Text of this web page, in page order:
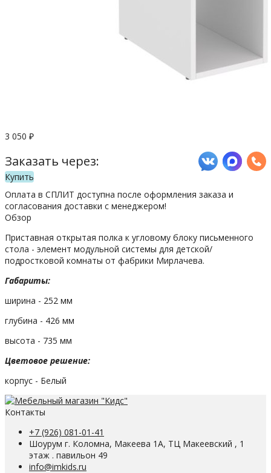
3 050 ₽
Заказать через:
Купить
Оплата в СПЛИТ доступна после оформления заказа и
согласования доставки с менеджером!
Обзор
Приставная открытая полка к угловому блоку письменного
стола - элемент модульной системы для детской/
подростковой комнаты от фабрики Мирлачева.
Габариты:
ширина - 252 мм
глубина - 426 мм
высота - 735 мм
Цветовое решение:
корпус - Белый
Контакты
+7 (926) 081-01-41
Шоурум г. Коломна, Макеева 1А, ТЦ Макеевский , 1
этаж . павильон 49
info@imkids.ru